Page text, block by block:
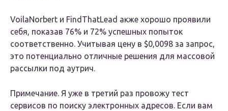
VoilaNorbert и FindThatLead акже хорошо проявили
себя, показав 76% и 72% успешных попыток
соответственно. Учитывая цену в $0,0098 за запрос,
это потенциально отличные решения для массовой
рассылки под аутрич.
Примечание. Я уже в третий раз провожу тест
сервисов по поиску электронных адресов. Если вам